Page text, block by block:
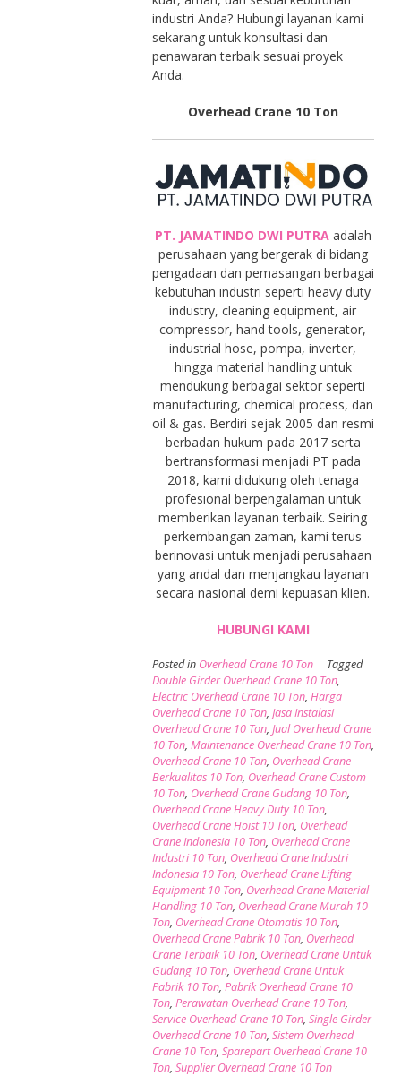
industri Anda? Hubungi layanan kami
sekarang untuk konsultasi dan
penawaran terbaik sesuai proyek
Anda.
Overhead Crane 10 Ton
PT. JAMATINDO DWI PUTRA adalah
perusahaan yang bergerak di bidang
pengadaan dan pemasangan berbagai
kebutuhan industri seperti heavy duty
industry, cleaning equipment, air
compressor, hand tools, generator,
industrial hose, pompa, inverter,
hingga material handling untuk
mendukung berbagai sektor seperti
manufacturing, chemical process, dan
oil & gas. Berdiri sejak 2005 dan resmi
berbadan hukum pada 2017 serta
bertransformasi menjadi PT pada
2018, kami didukung oleh tenaga
profesional berpengalaman untuk
memberikan layanan terbaik. Seiring
perkembangan zaman, kami terus
berinovasi untuk menjadi perusahaan
yang andal dan menjangkau layanan
secara nasional demi kepuasan klien.
HUBUNGI KAMI
Posted in Overhead Crane 10 Ton
Tagged
Double Girder Overhead Crane 10 Ton,
Electric Overhead Crane 10 Ton, Harga
Overhead Crane 10 Ton, Jasa Instalasi
Overhead Crane 10 Ton, Jual Overhead Crane
10 Ton, Maintenance Overhead Crane 10 Ton,
Overhead Crane 10 Ton, Overhead Crane
Berkualitas 10 Ton, Overhead Crane Custom
10 Ton, Overhead Crane Gudang 10 Ton,
Overhead Crane Heavy Duty 10 Ton,
Overhead Crane Hoist 10 Ton, Overhead
Crane Indonesia 10 Ton, Overhead Crane
Industri 10 Ton, Overhead Crane Industri
Indonesia 10 Ton, Overhead Crane Lifting
Equipment 10 Ton, Overhead Crane Material
Handling 10 Ton, Overhead Crane Murah 10
Ton, Overhead Crane Otomatis 10 Ton,
Overhead Crane Pabrik 10 Ton, Overhead
Crane Terbaik 10 Ton, Overhead Crane Untuk
Gudang 10 Ton, Overhead Crane Untuk
Pabrik 10 Ton, Pabrik Overhead Crane 10
Ton, Perawatan Overhead Crane 10 Ton,
Service Overhead Crane 10 Ton, Single Girder
Overhead Crane 10 Ton, Sistem Overhead
Crane 10 Ton, Sparepart Overhead Crane 10
Ton, Supplier Overhead Crane 10 Ton